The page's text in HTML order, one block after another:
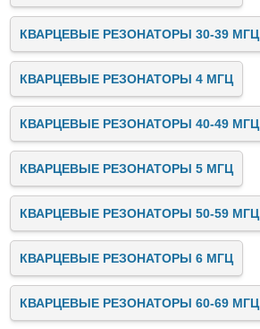
КВАРЦЕВЫЕ РЕЗОНАТОРЫ 30-39 МГЦ
КВАРЦЕВЫЕ РЕЗОНАТОРЫ 4 МГЦ
КВАРЦЕВЫЕ РЕЗОНАТОРЫ 40-49 МГЦ
КВАРЦЕВЫЕ РЕЗОНАТОРЫ 5 МГЦ
КВАРЦЕВЫЕ РЕЗОНАТОРЫ 50-59 МГЦ
КВАРЦЕВЫЕ РЕЗОНАТОРЫ 6 МГЦ
КВАРЦЕВЫЕ РЕЗОНАТОРЫ 60-69 МГЦ